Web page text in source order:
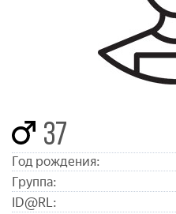
37
Год рождения:
Группа:
ID@RL: